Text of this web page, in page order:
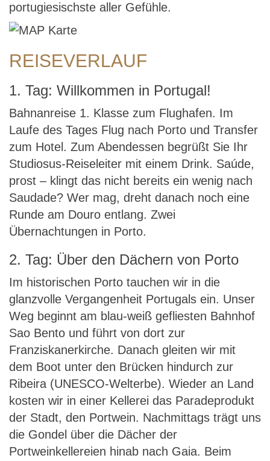
portugiesischste aller Gefühle.
REISEVERLAUF
1. Tag: Willkommen in Portugal!
Bahnanreise 1. Klasse zum Flughafen. Im
Laufe des Tages Flug nach Porto und Transfer
zum Hotel. Zum Abendessen begrüßt Sie Ihr
Studiosus-Reiseleiter mit einem Drink. Saúde,
prost – klingt das nicht bereits ein wenig nach
Saudade? Wer mag, dreht danach noch eine
Runde am Douro entlang. Zwei
Übernachtungen in Porto.
2. Tag: Über den Dächern von Porto
Im historischen Porto tauchen wir in die
glanzvolle Vergangenheit Portugals ein. Unser
Weg beginnt am blau-weiß gefliesten Bahnhof
Sao Bento und führt von dort zur
Franziskanerkirche. Danach gleiten wir mit
dem Boot unter den Brücken hindurch zur
Ribeira (UNESCO-Welterbe). Wieder an Land
kosten wir in einer Kellerei das Paradeprodukt
der Stadt, den Portwein. Nachmittags trägt uns
die Gondel über die Dächer der
Portweinkellereien hinab nach Gaia. Beim